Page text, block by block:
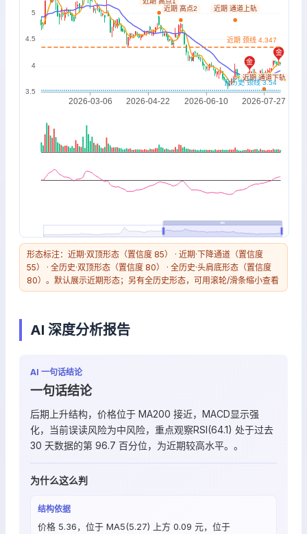
形态标注：近期·双顶形态（置信度 85） · 近期·下降通道（置信度
55） · 全历史·双顶形态（置信度 80） · 全历史·头肩底形态（置信度
80）。默认展示近期形态；另有全历史形态，可用滚轮/滑条缩小查看
AI 深度分析报告
AI 一句话结论
一句话结论
后期上升结构，价格位于 MA200 接近，MACD显示强
化，当前误读风险为中风险，重点观察RSI(64.1) 处于过去
30 天数据的第 96.7 百分位，为近期较高水平。。
为什么这么判
结构依据
价格 5.36，位于 MA5(5.27) 上方 0.09 元，位于